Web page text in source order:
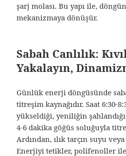
şarj molası. Bu yapı ile,
mekanizmaya dönüşür.
Sabah Canlılık:
Yakalayın,
Günlük enerji döngüsünde
titreşim kaynağıdır. Saat 6:30-
yükseldiği, yeniliğin
4-6 dakika göğüs soluğuyla
Ardından, ılık tarçın suyu veya
Enerjiyi tetikler, polifenoller